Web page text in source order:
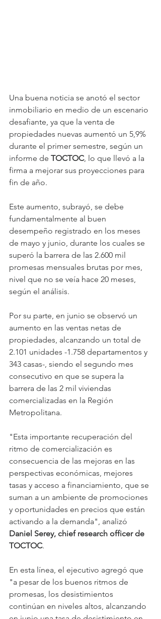
Una buena noticia se anotó el sector
inmobiliario en medio de un escenario
desafiante, ya que la venta de
propiedades nuevas aumentó un 5,9%
durante el primer semestre, según un
informe de TOCTOC, lo que llevó a la
firma a mejorar sus proyecciones para
fin de año.
Este aumento, subrayó, se debe
fundamentalmente al buen
desempeño registrado en los meses
de mayo y junio, durante los cuales se
superó la barrera de las 2.600 mil
promesas mensuales brutas por mes,
nivel que no se veía hace 20 meses,
según el análisis.
Por su parte, en junio se observó un
aumento en las ventas netas de
propiedades, alcanzando un total de
2.101 unidades -1.758 departamentos y
343 casas-, siendo el segundo mes
consecutivo en que se supera la
barrera de las 2 mil viviendas
comercializadas en la Región
Metropolitana.
"Esta importante recuperación del
ritmo de comercialización es
consecuencia de las mejoras en las
perspectivas económicas, mejores
tasas y acceso a financiamiento, que se
suman a un ambiente de promociones
y oportunidades en precios que están
activando a la demanda", analizó
Daniel Serey, chief research officer de
TOCTOC.
En esta línea, el ejecutivo agregó que
"a pesar de los buenos ritmos de
promesas, los desistimientos
continúan en niveles altos, alcanzando